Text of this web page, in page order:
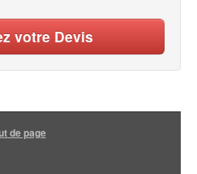
votre Devis
de page